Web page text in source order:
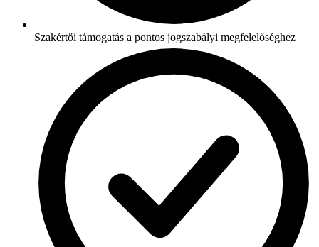
Szakértői támogatás a pontos jogszabályi megfelelőséghez